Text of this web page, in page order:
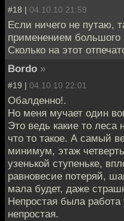
#18 | 04.10.10 21:59
Если ничего не путаю,
применением большого
Сколько на этот
Bordo »
#19 | 04.10.10 22:01
Обалденно!.
Но меня мучает один
Это ведь какие то леса
что то такое. А самый
минимум, этаж
узенькой ступеньке,
равновесие потеряй,
мала будет, даже
Непростая была
непростая.